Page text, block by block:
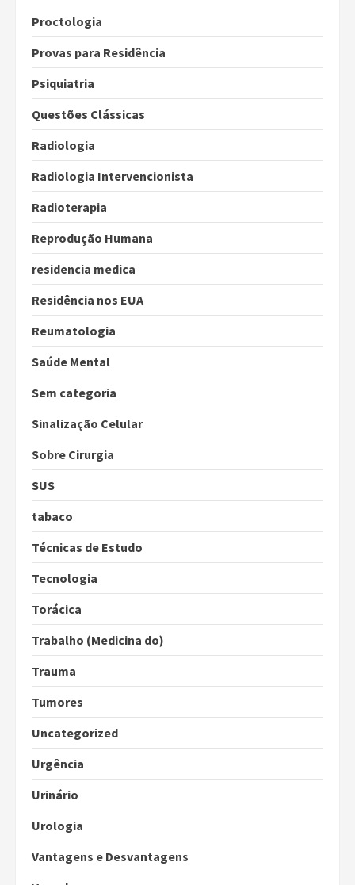
Proctologia
Provas para Residência
Psiquiatria
Questões Clássicas
Radiologia
Radiologia Intervencionista
Radioterapia
Reprodução Humana
residencia medica
Residência nos EUA
Reumatologia
Saúde Mental
Sem categoria
Sinalização Celular
Sobre Cirurgia
SUS
tabaco
Técnicas de Estudo
Tecnologia
Torácica
Trabalho (Medicina do)
Trauma
Tumores
Uncategorized
Urgência
Urinário
Urologia
Vantagens e Desvantagens